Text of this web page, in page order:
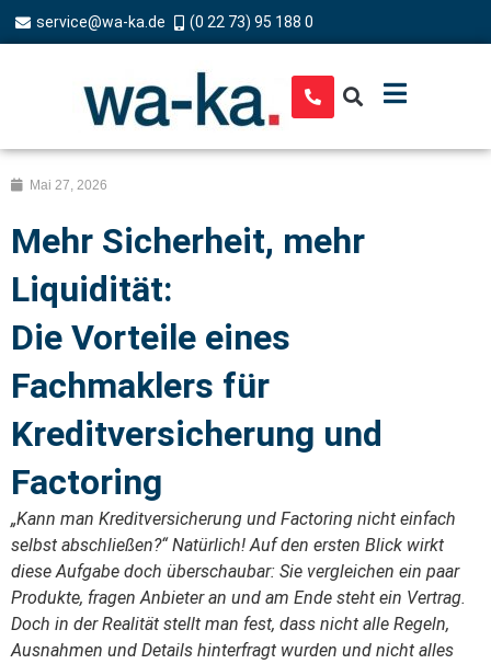
service@wa-ka.de (0 22 73) 95 188 0
Mai 27, 2026
Mehr Sicherheit, mehr
Liquidität:
Die Vorteile eines
Fachmaklers für
Kreditversicherung und
Factoring
„Kann man Kreditversicherung und Factoring nicht einfach
selbst abschließen?“ Natürlich! Auf den ersten Blick wirkt
diese Aufgabe doch überschaubar: Sie vergleichen ein paar
Produkte, fragen Anbieter an und am Ende steht ein Vertrag.
Doch in der Realität stellt man fest, dass nicht alle Regeln,
Ausnahmen und Details hinterfragt wurden und nicht alles